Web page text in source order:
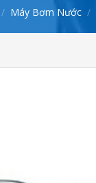
/ Máy Bơm Nước /